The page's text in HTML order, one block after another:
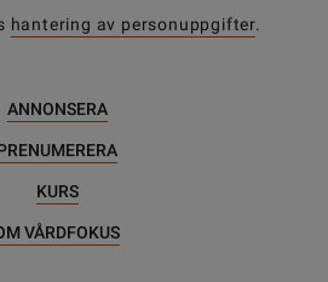
hantering av personuppgifter.
ANNONSERA
KURS
VÅRDFOKUS